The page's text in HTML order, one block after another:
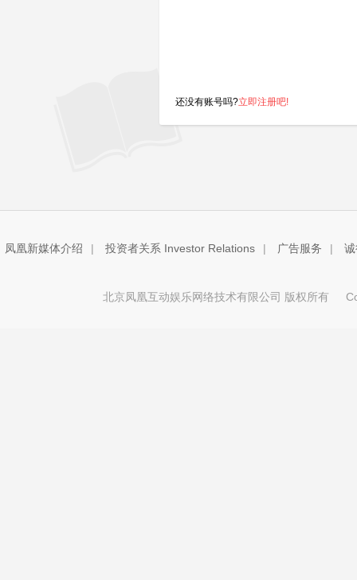
还没有账号吗?立即注册吧!
凤凰新媒体介绍 | 投资者关系 Investor Relations | 广告服务 |
北京凤凰互动娱乐网络技术有限公司 版权所有